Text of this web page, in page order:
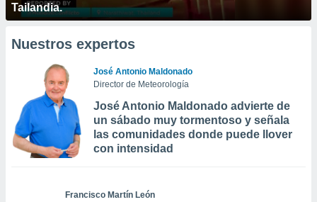
Tailandia.
Nuestros expertos
José Antonio Maldonado
Director de Meteorología
José Antonio Maldonado advierte de
un sábado muy tormentoso y señala
las comunidades donde puede llover
con intensidad
Francisco Martín León